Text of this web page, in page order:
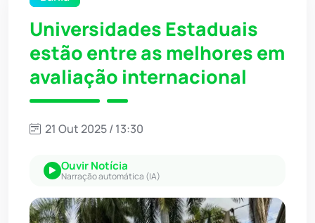
Universidades Estaduais
estão entre as melhores em
avaliação internacional
21 Out 2025 / 13:30
Ouvir Notícia
Narração automática (IA)